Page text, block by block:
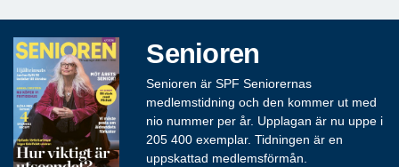
Senioren
Senioren är SPF Seniorernas
medlemstidning och den kommer ut med
nio nummer per år. Upplagan är nu uppe i
205 400 exemplar. Tidningen är en
uppskattad medlemsförmån.